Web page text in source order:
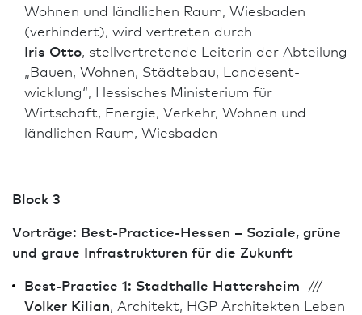
Wohnen und ländlichen Raum, Wies­ba­den
(verhindert), wird vertreten durch
Iris Otto, stellvertretende Leiterin der Abteilung
„Bauen, Wohnen, Städtebau, Landes­ent­
wicklung“, Hessisches Ministerium für
Wirtschaft, Energie, Verkehr, Wohnen und
ländlichen Raum, Wies­ba­den
Block 3
Vorträge: Best-Practice-Hessen – Soziale, grüne
und graue Infrastrukturen für die Zukunft
Best-Practice 1: Stadthalle Hattersheim ///
Volker Kilian, Architekt, HGP Architekten Leben